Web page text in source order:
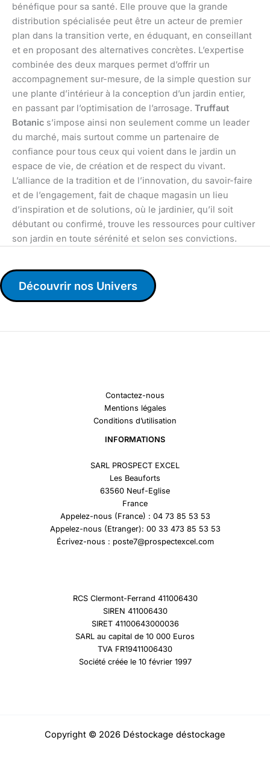
bénéfique pour sa santé. Elle prouve que la grande
distribution spécialisée peut être un acteur de premier
plan dans la transition verte, en éduquant, en conseillant
et en proposant des alternatives concrètes. L’expertise
combinée des deux marques permet d’offrir un
accompagnement sur-mesure, de la simple question sur
une plante d’intérieur à la conception d’un jardin entier,
en passant par l’optimisation de l’arrosage. Truffaut
Botanic s’impose ainsi non seulement comme un leader
du marché, mais surtout comme un partenaire de
confiance pour tous ceux qui voient dans le jardin un
espace de vie, de création et de respect du vivant.
L’alliance de la tradition et de l’innovation, du savoir-faire
et de l’engagement, fait de chaque magasin un lieu
d’inspiration et de solutions, où le jardinier, qu’il soit
débutant ou confirmé, trouve les ressources pour cultiver
son jardin en toute sérénité et selon ses convictions.
Découvrir nos Univers
Contactez-nous
Mentions légales
Conditions d’utilisation
INFORMATIONS
SARL PROSPECT EXCEL
Les Beauforts
63560 Neuf-Eglise
France
Appelez-nous (France) : 04 73 85 53 53
Appelez-nous (Etranger): 00 33 473 85 53 53
Écrivez-nous : poste7@prospectexcel.com
RCS Clermont-Ferrand 411006430
SIREN 411006430
SIRET 41100643000036
SARL au capital de 10 000 Euros
TVA FR19411006430
Société créée le 10 février 1997
Copyright © 2026 Déstockage déstockage